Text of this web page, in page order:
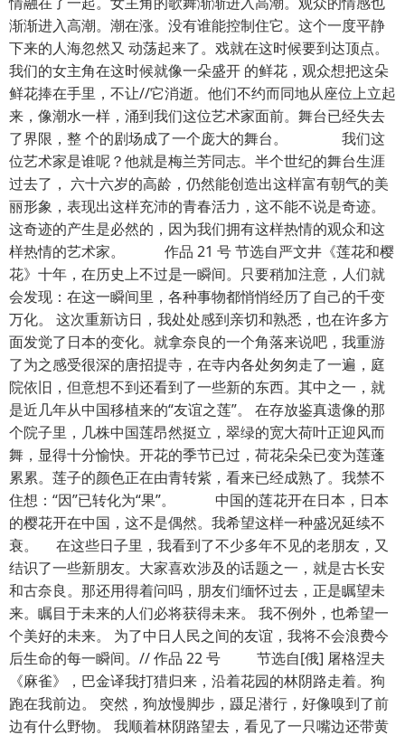
渐渐进入高潮。潮在涨。没有谁能控制住它。这个一度平静
下来的人海忽然又 动荡起来了。戏就在这时候要到达顶点。
我们的女主角在这时候就像一朵盛开 的鲜花，观众想把这朵
鲜花捧在手里，不让//它消逝。他们不约而同地从座位上立起
来，像潮水一样，涌到我们这位艺术家面前。舞台已经失去
了界限，整 个的剧场成了一个庞大的舞台。 我们这
位艺术家是谁呢？他就是梅兰芳同志。半个世纪的舞台生涯
过去了， 六十六岁的高龄，仍然能创造出这样富有朝气的美
丽形象，表现出这样充沛的青春活力，这不能不说是奇迹。
这奇迹的产生是必然的，因为我们拥有这样热情的观众和这
样热情的艺术家。 作品 21 号 节选自严文井《莲花和樱
花》十年，在历史上不过是一瞬间。只要稍加注意，人们就
会发现：在这一瞬间里，各种事物都悄悄经历了自己的千变
万化。 这次重新访日，我处处感到亲切和熟悉，也在许多方
面发觉了日本的变化。就拿奈良的一个角落来说吧，我重游
了为之感受很深的唐招提寺，在寺内各处匆匆走了一遍，庭
院依旧，但意想不到还看到了一些新的东西。其中之一，就
是近几年从中国移植来的“友谊之莲”。 在存放鉴真遗像的那
个院子里，几株中国莲昂然挺立，翠绿的宽大荷叶正迎风而
舞，显得十分愉快。开花的季节已过，荷花朵朵已变为莲蓬
累累。莲子的颜色正在由青转紫，看来已经成熟了。我禁不
住想：“因”已转化为“果”。 中国的莲花开在日本，日本
的樱花开在中国，这不是偶然。我希望这样一种盛况延续不
衰。 在这些日子里，我看到了不少多年不见的老朋友，又
结识了一些新朋友。大家喜欢涉及的话题之一，就是古长安
和古奈良。那还用得着问吗，朋友们缅怀过去，正是瞩望未
来。瞩目于未来的人们必将获得未来。 我不例外，也希望一
个美好的未来。 为了中日人民之间的友谊，我将不会浪费今
后生命的每一瞬间。// 作品 22 号 节选自[俄] 屠格涅夫
《麻雀》，巴金译我打猎归来，沿着花园的林阴路走着。狗
跑在我前边。 突然，狗放慢脚步，蹑足潜行，好像嗅到了前
边有什么野物。 我顺着林阴路望去，看见了一只嘴边还带黄